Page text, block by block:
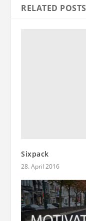
RELATED POSTS
Sixpack
28. April 2016